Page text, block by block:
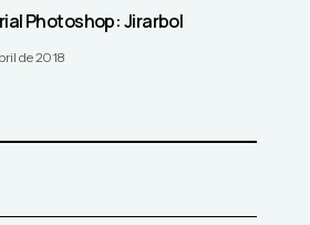
Photoshop: Jirarbol
de 2018